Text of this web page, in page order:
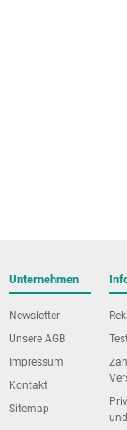
Unternehmen
Newsletter
Unsere AGB
Impressum
Kontakt
Sitemap